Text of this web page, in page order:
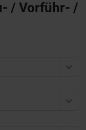
/ Vorführ- /